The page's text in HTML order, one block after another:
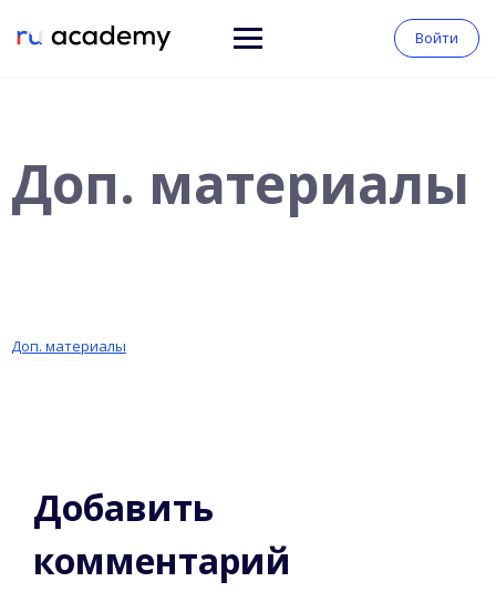
Войти
Доп. материалы
Доп. материалы
Добавить
комментарий